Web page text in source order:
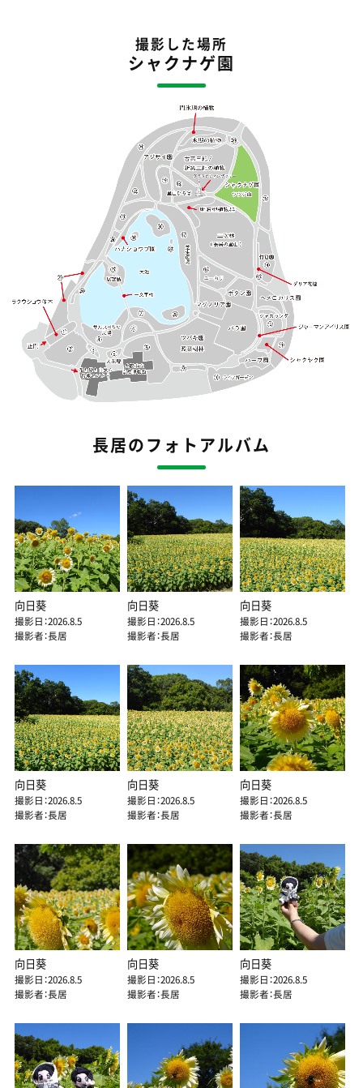
撮影した場所
シャクナゲ園
長居のフォトアルバム
向日葵
撮影日：2026.8.5
撮影者：長居
向日葵
撮影日：2026.8.5
撮影者：長居
向日葵
撮影日：2026.8.5
撮影者：長居
向日葵
撮影日：2026.8.5
撮影者：長居
向日葵
撮影日：2026.8.5
撮影者：長居
向日葵
撮影日：2026.8.5
撮影者：長居
向日葵
撮影日：2026.8.5
撮影者：長居
向日葵
撮影日：2026.8.5
撮影者：長居
向日葵
撮影日：2026.8.5
撮影者：長居